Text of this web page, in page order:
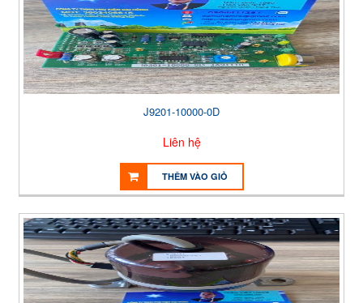
J9201-10000-0D
Liên hệ
THÊM VÀO GIỎ